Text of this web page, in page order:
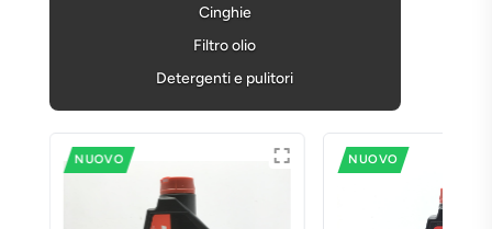
Cinghie
Filtro olio
Detergenti e pulitori
NUOVO NUOVO